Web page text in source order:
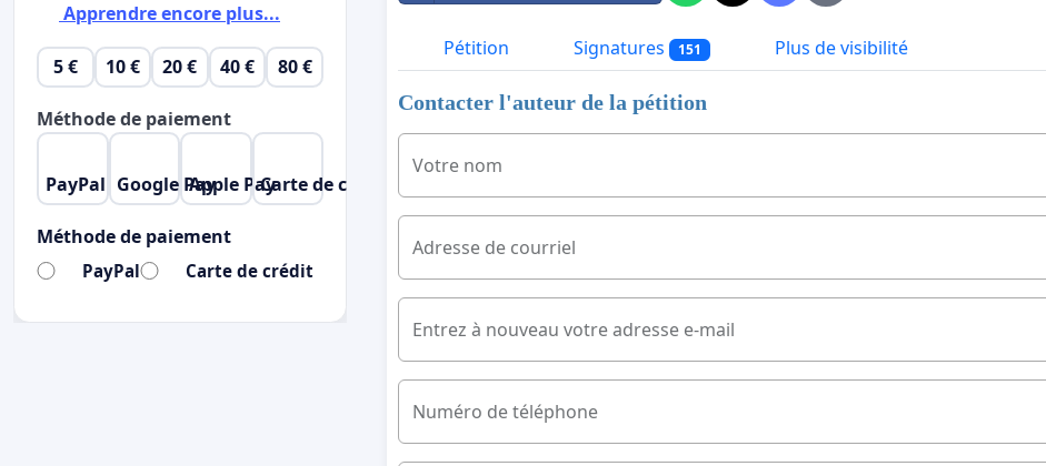
Pétition Signatures 151 Plus de visibilité
Contacter l'auteur de la pétition
Votre nom
Adresse de courriel
Entrez à nouveau votre adresse e-mail
Numéro de téléphone
Apprendre encore plus...
5 € 10 € 20 € 40 € 80 €
Méthode de paiement
PayPal Google PayApple PayCarte de crédit
Méthode de paiement
PayPal Carte de crédit